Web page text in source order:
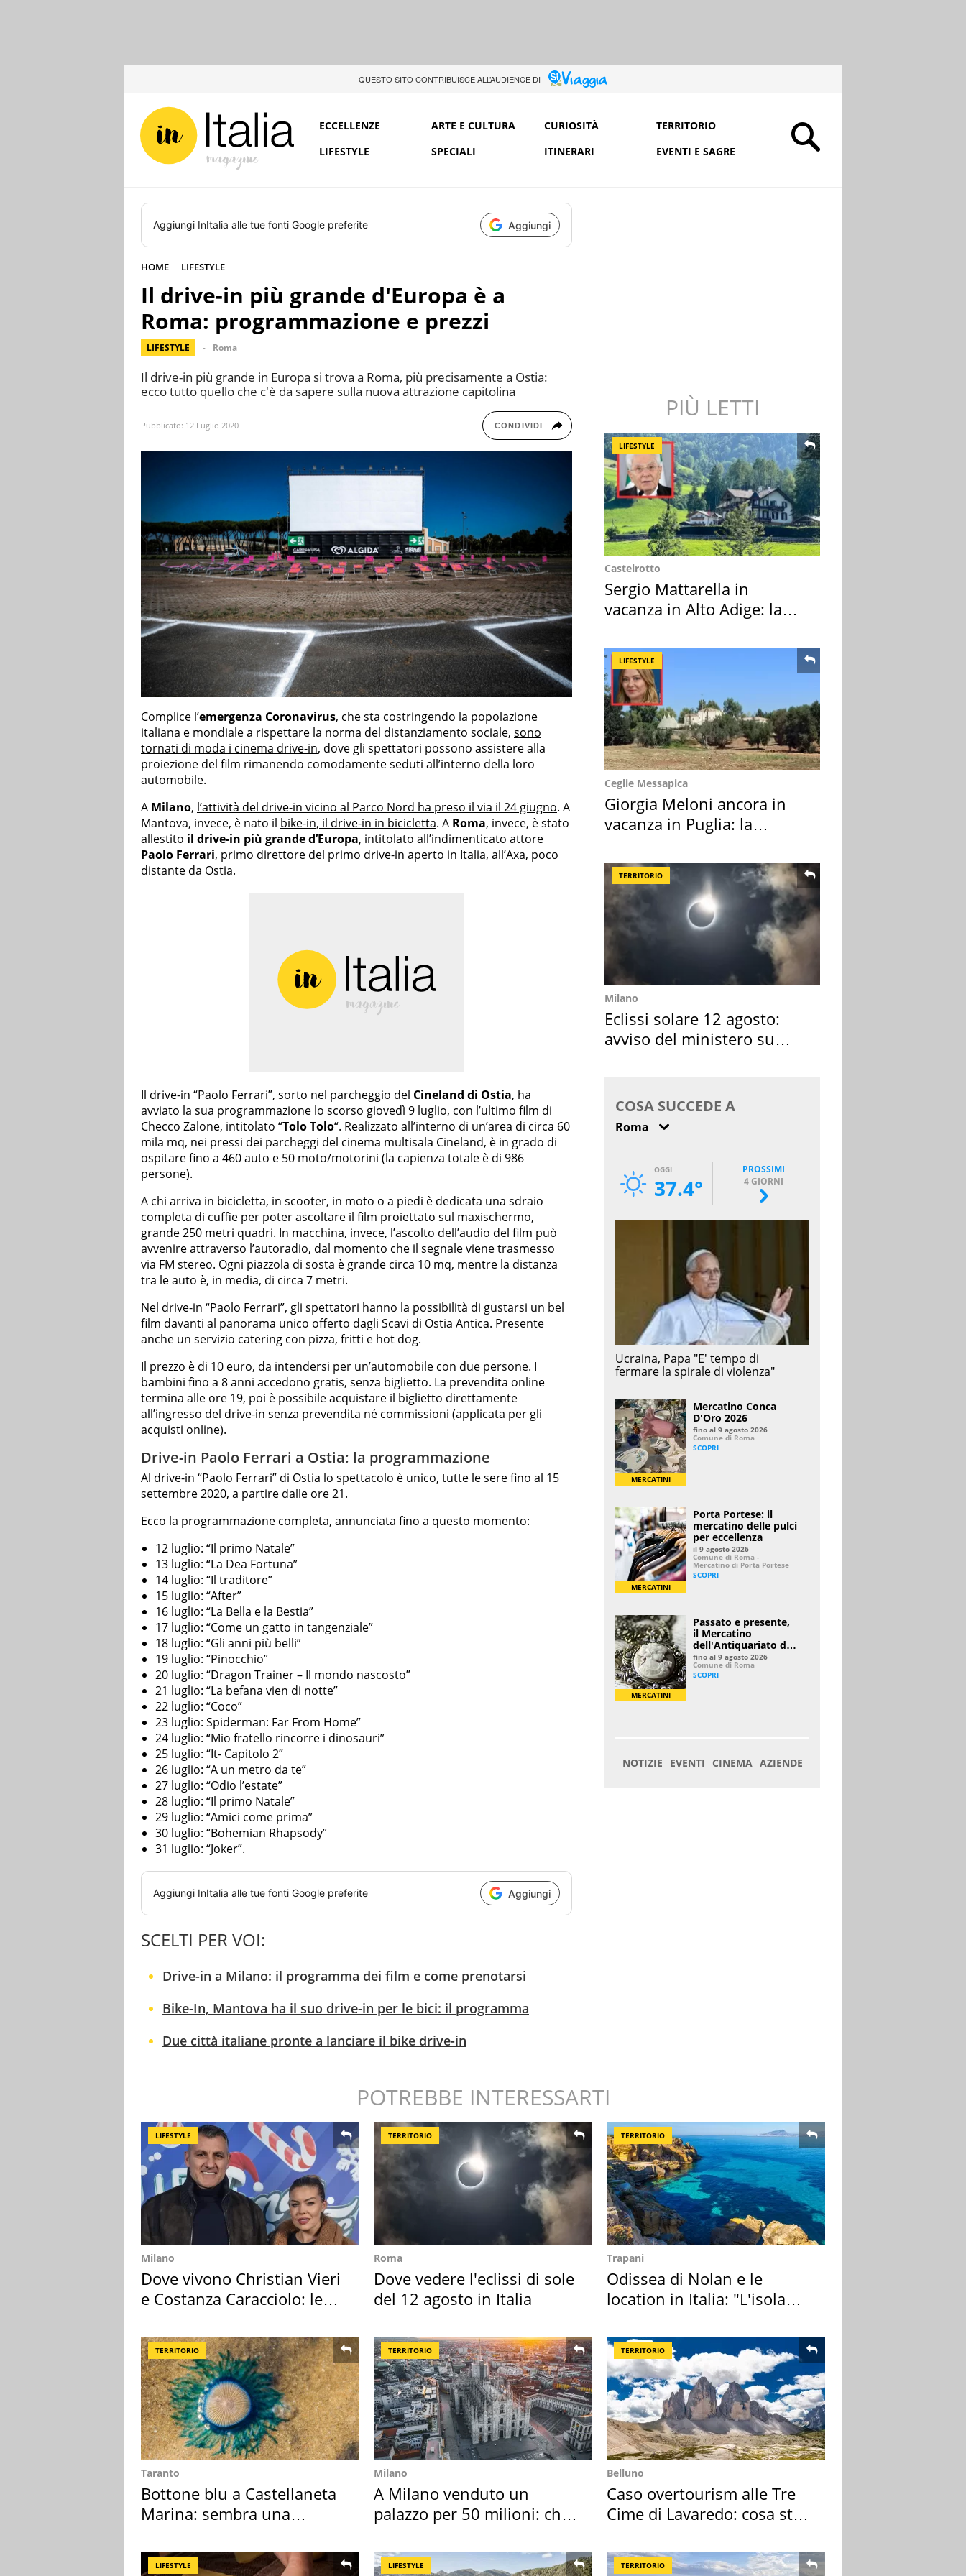
QUESTO SITO CONTRIBUISCE ALL’AUDIENCE DI
ECCELLENZE ARTE E CULTURA CURIOSITÀ
TERRITORIO
LIFESTYLE
SPECIALI ITINERARI EVENTI E SAGRE
Aggiungi InItalia alle tue fonti Google preferite Aggiungi
HOME LIFESTYLE
Il drive-in più grande d'Europa è a
Roma: programmazione e prezzi
LIFESTYLE Roma
Il drive-in più grande in Europa si trova a Roma, più precisamente a Ostia:
ecco tutto quello che c'è da sapere sulla nuova attrazione capitolina
Pubblicato: 12 Luglio 2020 CONDIVIDI
Complice l’emergenza Coronavirus, che sta costringendo la popolazione
italiana e mondiale a rispettare la norma del distanziamento sociale, sono
tornati di moda i cinema drive-in, dove gli spettatori possono assistere alla
proiezione del film rimanendo comodamente seduti all’interno della loro
automobile.
A Milano, l’attività del drive-in vicino al Parco Nord ha preso il via il 24 giugno. A
Mantova, invece, è nato il bike-in, il drive-in in bicicletta. A Roma, invece, è stato
allestito il drive-in più grande d’Europa, intitolato all’indimenticato attore
Paolo Ferrari, primo direttore del primo drive-in aperto in Italia, all’Axa, poco
distante da Ostia.
Il drive-in “Paolo Ferrari”, sorto nel parcheggio del Cineland di Ostia, ha
avviato la sua programmazione lo scorso giovedì 9 luglio, con l’ultimo film di
Checco Zalone, intitolato “Tolo Tolo“. Realizzato all’interno di un’area di circa 60
mila mq, nei pressi dei parcheggi del cinema multisala Cineland, è in grado di
ospitare fino a 460 auto e 50 moto/motorini (la capienza totale è di 986
persone).
A chi arriva in bicicletta, in scooter, in moto o a piedi è dedicata una sdraio
completa di cuffie per poter ascoltare il film proiettato sul maxischermo,
grande 250 metri quadri. In macchina, invece, l’ascolto dell’audio del film può
avvenire attraverso l’autoradio, dal momento che il segnale viene trasmesso
via FM stereo. Ogni piazzola di sosta è grande circa 10 mq, mentre la distanza
tra le auto è, in media, di circa 7 metri.
Nel drive-in “Paolo Ferrari”, gli spettatori hanno la possibilità di gustarsi un bel
film davanti al panorama unico offerto dagli Scavi di Ostia Antica. Presente
anche un servizio catering con pizza, fritti e hot dog.
Il prezzo è di 10 euro, da intendersi per un’automobile con due persone. I
bambini fino a 8 anni accedono gratis, senza biglietto. La prevendita online
termina alle ore 19, poi è possibile acquistare il biglietto direttamente
all’ingresso del drive-in senza prevendita né commissioni (applicata per gli
acquisti online).
Drive-in Paolo Ferrari a Ostia: la programmazione
Al drive-in “Paolo Ferrari” di Ostia lo spettacolo è unico, tutte le sere fino al 15
settembre 2020, a partire dalle ore 21.
Ecco la programmazione completa, annunciata fino a questo momento:
12 luglio: “Il primo Natale”
13 luglio: “La Dea Fortuna”
14 luglio: “Il traditore”
15 luglio: “After”
16 luglio: “La Bella e la Bestia”
17 luglio: “Come un gatto in tangenziale”
18 luglio: “Gli anni più belli”
19 luglio: “Pinocchio”
20 luglio: “Dragon Trainer – Il mondo nascosto”
21 luglio: “La befana vien di notte”
22 luglio: “Coco”
23 luglio: Spiderman: Far From Home”
24 luglio: “Mio fratello rincorre i dinosauri”
25 luglio: “It- Capitolo 2”
26 luglio: “A un metro da te”
27 luglio: “Odio l’estate”
28 luglio: “Il primo Natale”
29 luglio: “Amici come prima”
30 luglio: “Bohemian Rhapsody”
31 luglio: “Joker”.
Aggiungi InItalia alle tue fonti Google preferite Aggiungi
SCELTI PER VOI:
Drive-in a Milano: il programma dei film e come prenotarsi
Bike-In, Mantova ha il suo drive-in per le bici: il programma
Due città italiane pronte a lanciare il bike drive-in
PIÙ LETTI
LIFESTYLE
Castelrotto
Sergio Mattarella in
vacanza in Alto Adige: la
LIFESTYLE
Ceglie Messapica
Giorgia Meloni ancora in
vacanza in Puglia: la
TERRITORIO
Milano
Eclissi solare 12 agosto:
avviso del ministero su
POTREBBE INTERESSARTI
LIFESTYLE
Milano
Dove vivono Christian Vieri
e Costanza Caracciolo: le
TERRITORIO
Roma
Dove vedere l'eclissi di sole
del 12 agosto in Italia
TERRITORIO
Trapani
Odissea di Nolan e le
location in Italia: "L'isola
TERRITORIO
Taranto
Bottone blu a Castellaneta
Marina: sembra una
TERRITORIO
Milano
A Milano venduto un
palazzo per 50 milioni: chi
TERRITORIO
Belluno
Caso overtourism alle Tre
Cime di Lavaredo: cosa sta
LIFESTYLE LIFESTYLE TERRITORIO